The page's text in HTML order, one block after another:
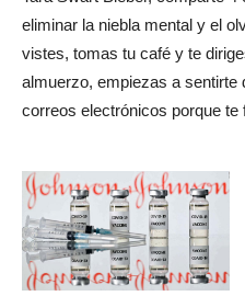
eliminar la niebla mental y el
vistes, tomas tu café y te
almuerzo, empiezas a sentirte
correos electrónicos porque